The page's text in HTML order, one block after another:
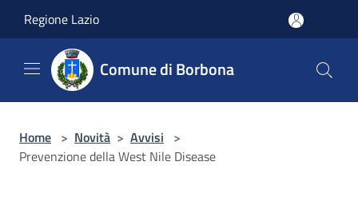
Regione Lazio
Comune di Borbona
Home > Novità > Avvisi >
Prevenzione della West Nile Disease